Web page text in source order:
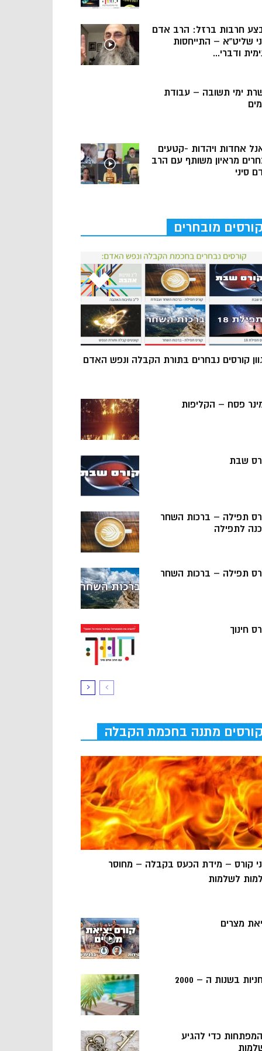
חרבות ברזל: הרב אדם
שליט”א – התייחסות
ודברי...
ימי תשובה – עבודת
אחדות ויהדות -קטעים
מראיון משותף עם הרב
סיני
קורסים מובחרים
קורסים נבחרים בתורת הקבלה ונפש האדם
פסח – הקליפות
שבת
תפילה – ברכות השחר
לתפילה
תפילה – ברכות השחר
חינוך
קורסים מתנה בחכמת הקבלה
קורס – מידת הכעס בקבלה – מחוסר
לשלמות
מצרים
בשנות ה – 2000
5 המפתחות כדי להגיע